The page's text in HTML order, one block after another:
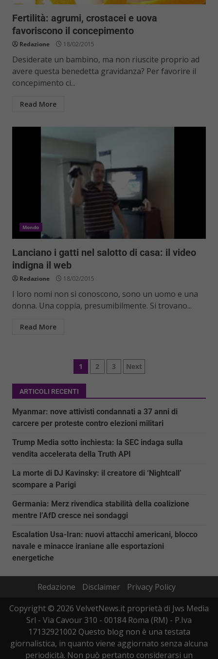
Fertilità: agrumi, crostacei e uova
favoriscono il concepimento
Redazione 18/02/2015
Desiderate un bambino, ma non riuscite proprio ad
avere questa benedetta gravidanza? Per favorire il
concepimento ci...
Read More
Mondo
Lanciano i gatti nel salotto di casa: il video
indigna il web
Redazione 18/02/2015
I loro nomi non si conoscono, sono un uomo e una
donna. Una coppia, presumibilmente. Si trovano...
Read More
Paginazione
degli
articoli
1 2 3 Next
ARTICOLI RECENTI
Myanmar: nove attivisti condannati a 37 anni di
carcere per proteste contro elezioni militari
Trump Media sotto inchiesta: la SEC indaga sulla
vendita accelerata della Truth API
La morte di DJ Kavinsky: il creatore di ‘Nightcall’
scompare a Parigi
Germania: Merz rivendica stabilità della coalizione
mentre l’AfD cresce nei sondaggi
Escalation Usa-Iran: nuovi attacchi americani, blocco
navale e minacce iraniane alle esportazioni
energetiche
Redazione Disclaimer
Privacy Policy
Copyright © 2026 VelvetNews.it proprietà di Jws Media
Srl - Via Cavour 310 - 00184 Roma (RM) - P.Iva
17132921002 Questo blog non è una testata
giornalistica, in quanto viene aggiornato senza alcuna
periodicità. Non può pertanto considerarsi un